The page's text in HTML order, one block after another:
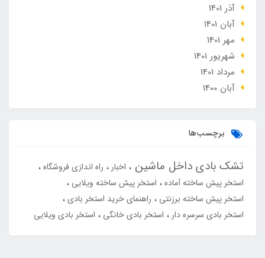
آذر 1401
آبان 1401
مهر 1401
شهریور 1401
مرداد 1401
آبان 1400
برچسب‌ها
تشک بادی داخل ماشین اخبار
راه اندازی فروشگاه
استخر پیش ساخته آماده
استخر پیش ساخته ویلایی
استخر پیش ساخته برزنتی
راهنمای خرید استخر بادی
استخر بادی سرسره دار
استخر بادی خانگی استخر بادی ویلایی